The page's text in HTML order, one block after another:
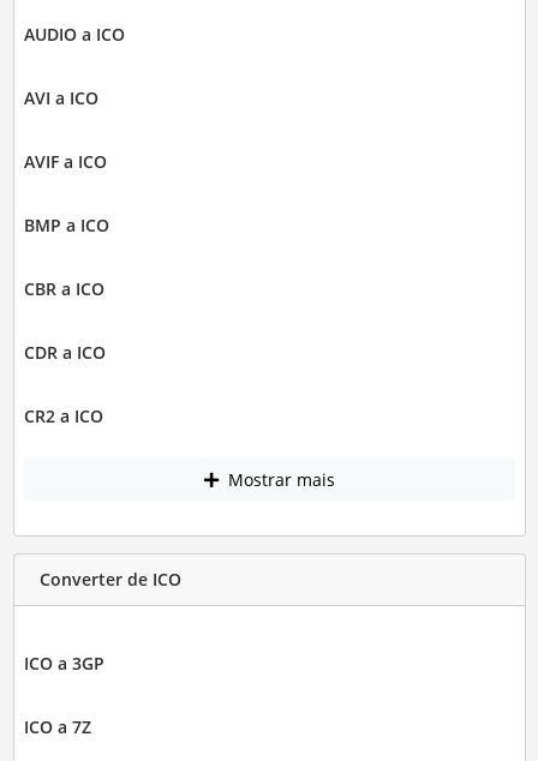
AUDIO a ICO
AVI a ICO
AVIF a ICO
BMP a ICO
CBR a ICO
CDR a ICO
CR2 a ICO
Mostrar mais
Converter de ICO
ICO a 3GP
ICO a 7Z